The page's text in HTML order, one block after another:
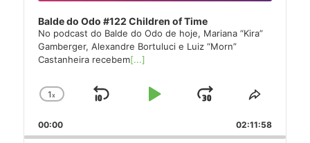
Balde do Odo #122 Children of Time
No podcast do Balde do Odo de hoje, Mariana “Kira”
Gamberger, Alexandre Bortuluci e Luiz “Morn”
Castanheira recebem[...]
Change
Rate
1x
Skip
Play
Jump
Forward
Share
Episode
00:00 02:11:58